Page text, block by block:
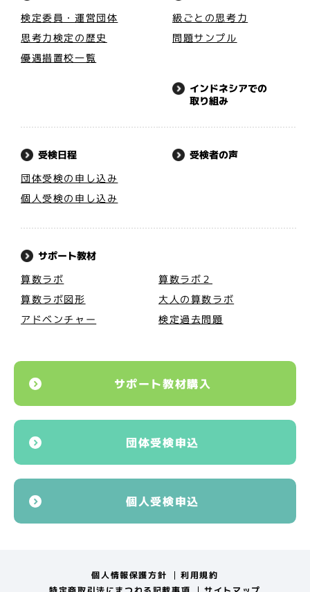
検定委員・運営団体
思考力検定の歴史
優遇措置校一覧
級ごとの思考力
問題サンプル
インドネシアでの
取り組み
受検日程
団体受検の申し込み
個人受検の申し込み
受検者の声
サポート教材
算数ラボ 算数ラボ２
算数ラボ図形
大人の算数ラボ
アドベンチャー
検定過去問題
サポート教材購入
団体受検申込
個人受検申込
個人情報保護方針
利用規約